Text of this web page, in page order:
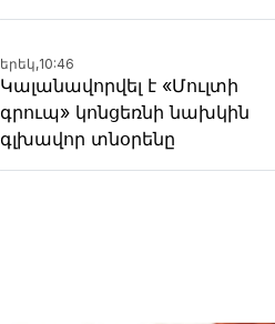
երեկ,10:46
Կալանավորվել է «Մուլտի
գրուպ» կոնցեռնի նախկին
գլխավոր տնօրենը